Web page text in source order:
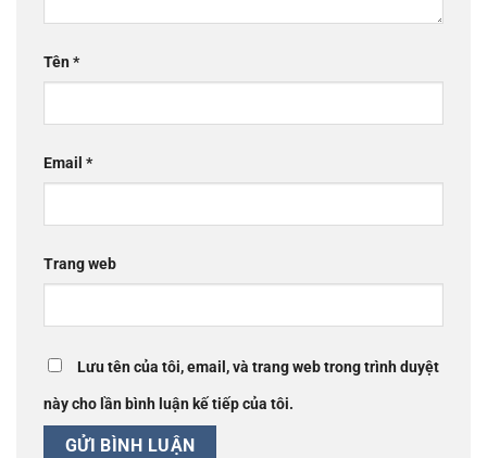
Tên*
Email *
Trang web
Lưu tên của tôi, email, và trang web trong trình duyệt
này cho lần bình luận kế tiếp của tôi.